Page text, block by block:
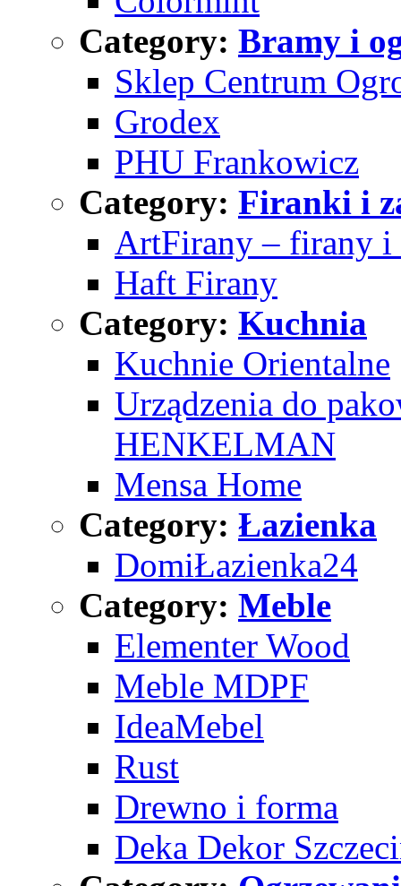
Category: Bramy i
Sklep Centrum
Grodex
PHU Frankowicz
Category: Firanki i
ArtFirany – firany i
Haft Firany
Category: Kuchnia
Kuchnie Orientalne
Urządzenia do
HENKELMAN
Mensa Home
Category: Łazienka
DomiŁazienka24
Category: Meble
Elementer Wood
Meble MDPF
IdeaMebel
Rust
Drewno i forma
Deka Dekor